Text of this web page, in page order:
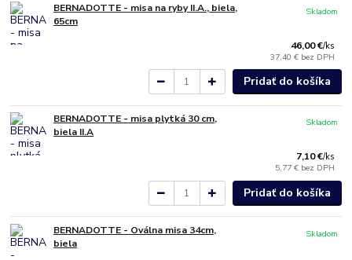
BERNADOTTE - misa na ryby II.A., biela,
65cm
46,00 €/ks
37,40 € bez DPH
Skladom
Pridať do košíka
BERNADOTTE - misa plytká 30 cm,
biela II.A
7,10 €/ks
5,77 € bez DPH
Skladom
Pridať do košíka
BERNADOTTE - Oválna misa 34cm,
biela
Skladom